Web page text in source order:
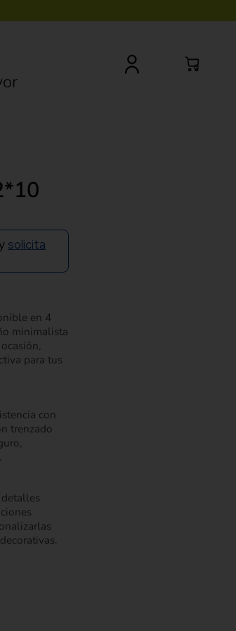
0
y solicita
en 4
minimalista
para tus
con
trenzado